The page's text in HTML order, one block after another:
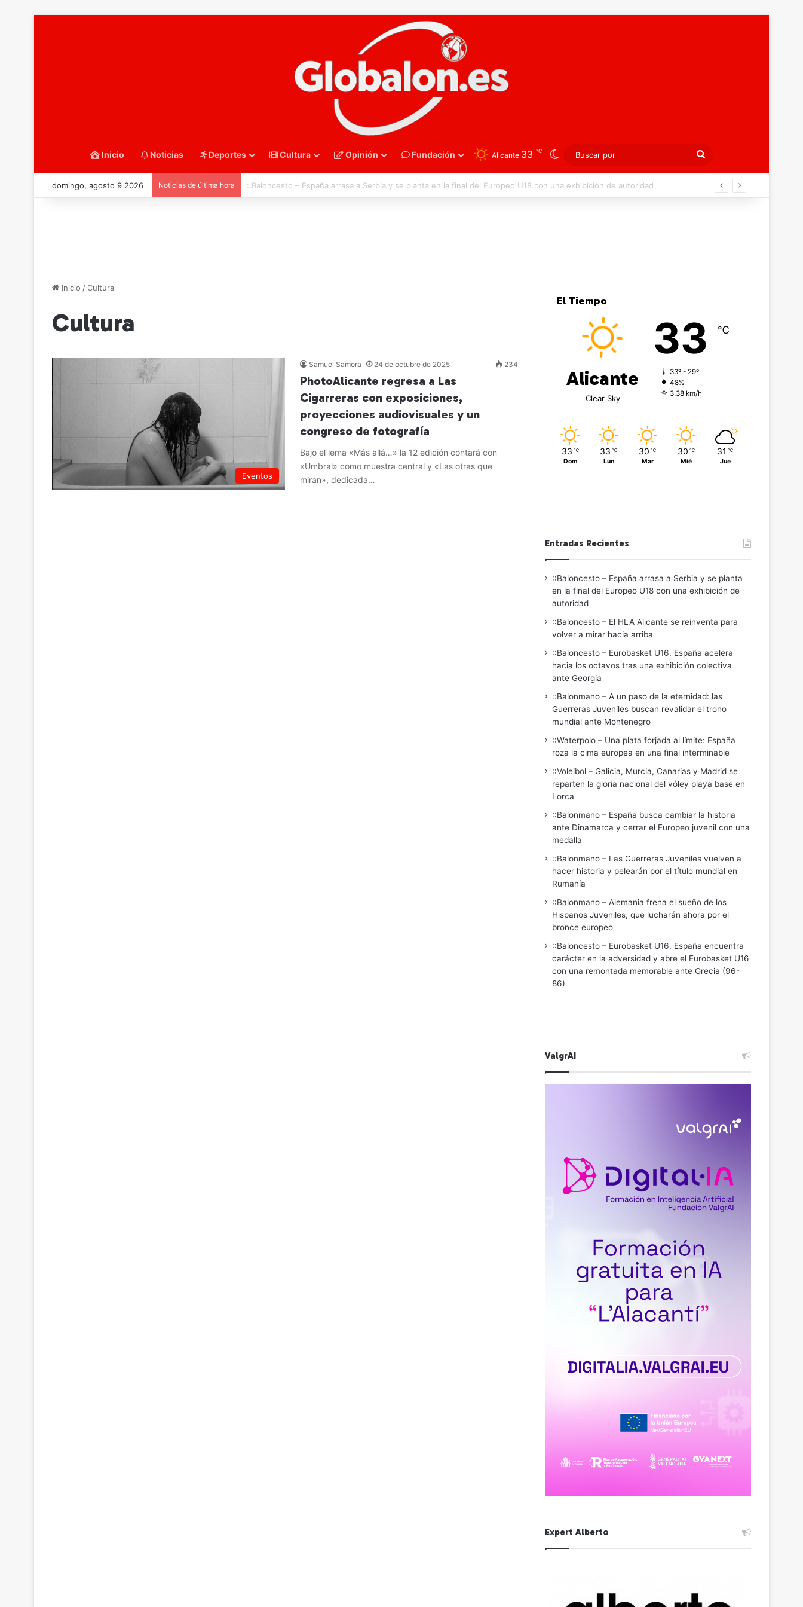
Inicio Noticias Deportes Cultura Opinión Fundación Alicante 33 ℃ Switch skin
Buscar
por
domingo, agosto 9 2026 Noticias de última hora ::Baloncesto – Eurobasket U16. España acelera hacia los octavos tras una exhibición colectiva ante Georgia
Inicio /Cultura
Cultura
Eventos
Samuel Samora 24 de octubre de 2025 234
PhotoAlicante regresa a Las
Cigarreras con exposiciones,
proyecciones audiovisuales y un
congreso de fotografía
Bajo el lema «Más allá…» la 12 edición contará con
«Umbral» como muestra central y «Las otras que
miran», dedicada…
El Tiempo
Alicante
Clear Sky
33 ℃
33º - 29º
48%
3.38 km/h
33 ℃
Dom
33 ℃
Lun
30 ℃
Mar
30 ℃
Mié
31 ℃
Jue
Entradas Recientes
::Baloncesto – España arrasa a Serbia y se planta
en la final del Europeo U18 con una exhibición de
autoridad
::Baloncesto – El HLA Alicante se reinventa para
volver a mirar hacia arriba
::Baloncesto – Eurobasket U16. España acelera
hacia los octavos tras una exhibición colectiva
ante Georgia
::Balonmano – A un paso de la eternidad: las
Guerreras Juveniles buscan revalidar el trono
mundial ante Montenegro
::Waterpolo – Una plata forjada al límite: España
roza la cima europea en una final interminable
::Voleibol – Galicia, Murcia, Canarias y Madrid se
reparten la gloria nacional del vóley playa base en
Lorca
::Balonmano – España busca cambiar la historia
ante Dinamarca y cerrar el Europeo juvenil con una
medalla
::Balonmano – Las Guerreras Juveniles vuelven a
hacer historia y pelearán por el título mundial en
Rumanía
::Balonmano – Alemania frena el sueño de los
Hispanos Juveniles, que lucharán ahora por el
bronce europeo
::Baloncesto – Eurobasket U16. España encuentra
carácter en la adversidad y abre el Eurobasket U16
con una remontada memorable ante Grecia (96-
86)
ValgrAI
Expert Alberto